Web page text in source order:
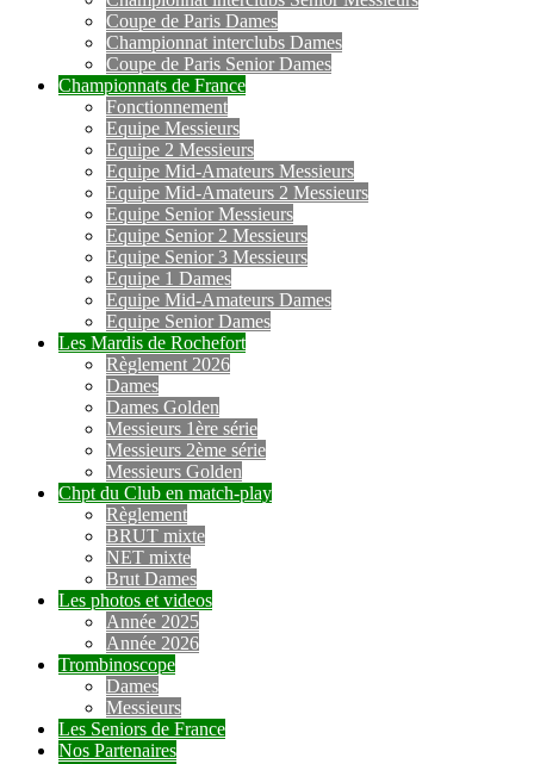
Coupe de Paris Dames
Championnat interclubs Dames
Coupe de Paris Senior Dames
Championnats de France
Fonctionnement
Equipe Messieurs
Equipe 2 Messieurs
Equipe Mid-Amateurs Messieurs
Equipe Mid-Amateurs 2 Messieurs
Equipe Senior Messieurs
Equipe Senior 2 Messieurs
Equipe Senior 3 Messieurs
Equipe 1 Dames
Equipe Mid-Amateurs Dames
Equipe Senior Dames
Les Mardis de Rochefort
Règlement 2026
Dames
Dames Golden
Messieurs 1ère série
Messieurs 2ème série
Messieurs Golden
Chpt du Club en match-play
Règlement
BRUT mixte
NET mixte
Brut Dames
Les photos et videos
Année 2025
Année 2026
Trombinoscope
Dames
Messieurs
Les Seniors de France
Nos Partenaires